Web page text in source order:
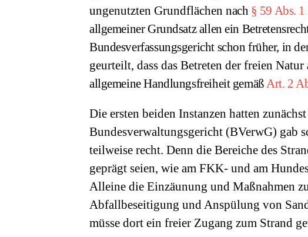
ungenutzten Grundflächen nach § 59 Abs.
allgemeiner Grundsatz allen ein
Bundesverfassungsgericht schon früher, in
geurteilt, dass das Betreten der freien Natur
allgemeine Handlungsfreiheit gemäßArt. 2
Die ersten beiden Instanzen hatten
Bundesverwaltungsgericht (BVerwG) gab
teilweise recht. Denn die Bereiche des
geprägt seien, wie am FKK- und am
Alleine die Einzäunung und Maßnahmen
Abfallbeseitigung und Anspülung von
müsse dort ein freier Zugang zum Strand